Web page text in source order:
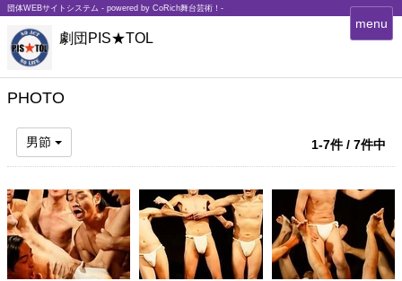
団体WEBサイトシステム - powered by CoRich舞台芸術！-
劇団PIS★TOL
T
o
g
a
v
g
i
menu
PHOTO
男節 1-7件 / 7件中